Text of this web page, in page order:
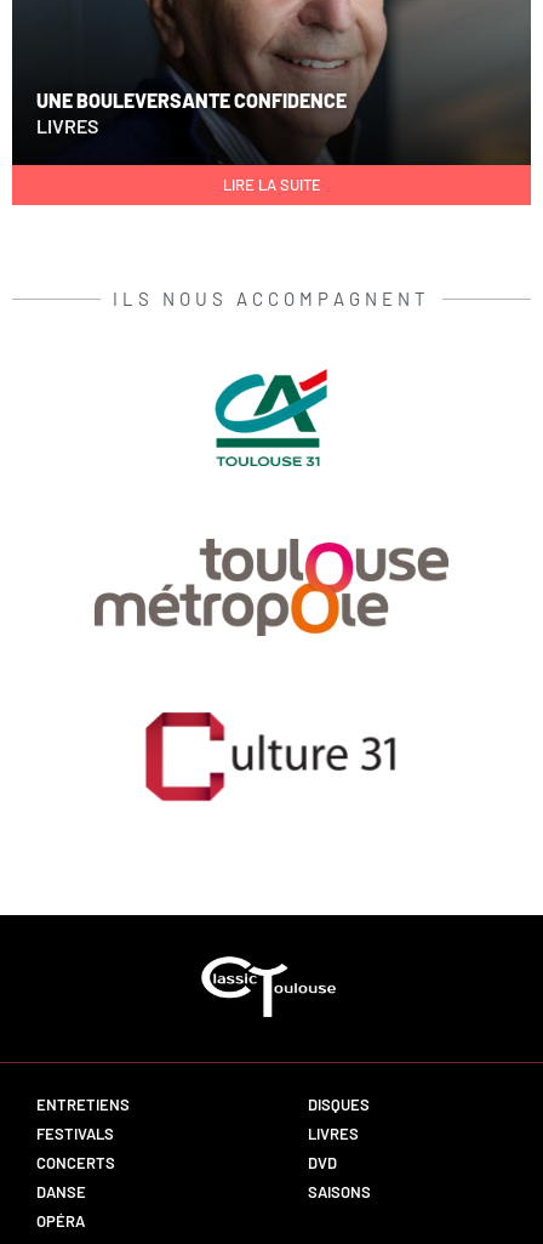
UNE BOULEVERSANTE CONFIDENCE
LIVRES
LIRE LA SUITE
ILS NOUS ACCOMPAGNENT
ENTRETIENS
FESTIVALS
CONCERTS
DANSE
OPÉRA
DISQUES
LIVRES
DVD
SAISONS